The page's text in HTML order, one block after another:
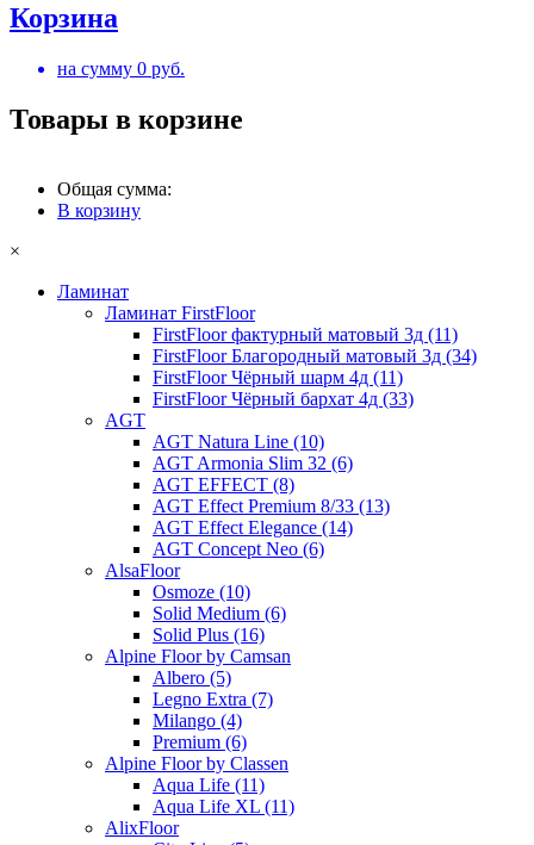
Корзина
на сумму 0 руб.
Товары в корзине
Общая сумма:
В корзину
×
Ламинат
Ламинат FirstFloor
FirstFloor фактурный матовый 3д (11)
FirstFloor Благородный матовый 3д (34)
FirstFloor Чёрный шарм 4д (11)
FirstFloor Чёрный бархат 4д (33)
AGT
AGT Natura Line (10)
AGT Armonia Slim 32 (6)
AGT EFFECT (8)
AGT Effect Premium 8/33 (13)
AGT Effect Elegance (14)
AGT Concept Neo (6)
AlsaFloor
Osmoze (10)
Solid Medium (6)
Solid Plus (16)
Alpine Floor by Camsan
Albero (5)
Legno Extra (7)
Milango (4)
Premium (6)
Alpine Floor by Classen
Aqua Life (11)
Aqua Life XL (11)
AlixFloor